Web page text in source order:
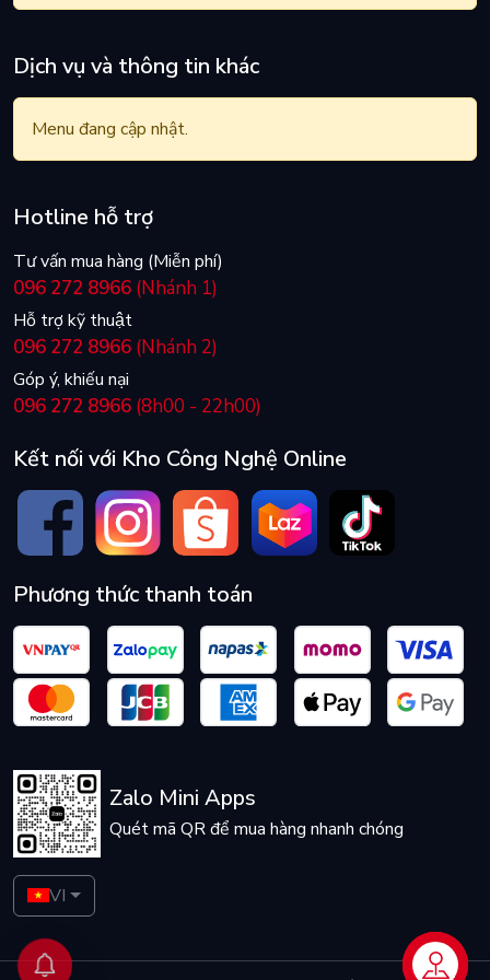
Phím có cấu trúc Gasket Mount
Cấu trúc bên trong của AKKO 5075B Plus Black & Cyan
Dịch vụ và thông tin khác
Menu đang cập nhật.
Hotline hỗ trợ
Tư vấn mua hàng (Miễn phí)
096 272 8966 (Nhánh 1)
Hỗ trợ kỹ thuật
096 272 8966 (Nhánh 2)
Góp ý, khiếu nại
096 272 8966 (8h00 - 22h00)
Kết nối với Kho Công Nghệ Online
Phương thức thanh toán
Zalo Mini Apps
Quét mã QR để mua hàng nhanh chóng
VI
Liên hệ